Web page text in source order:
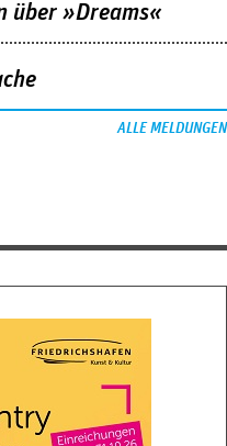
über »Dreams«
ALLE MELDUNGEN